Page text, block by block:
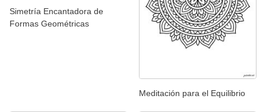
Simetría Encantadora de
Formas Geométricas
Meditación para el Equilibrio